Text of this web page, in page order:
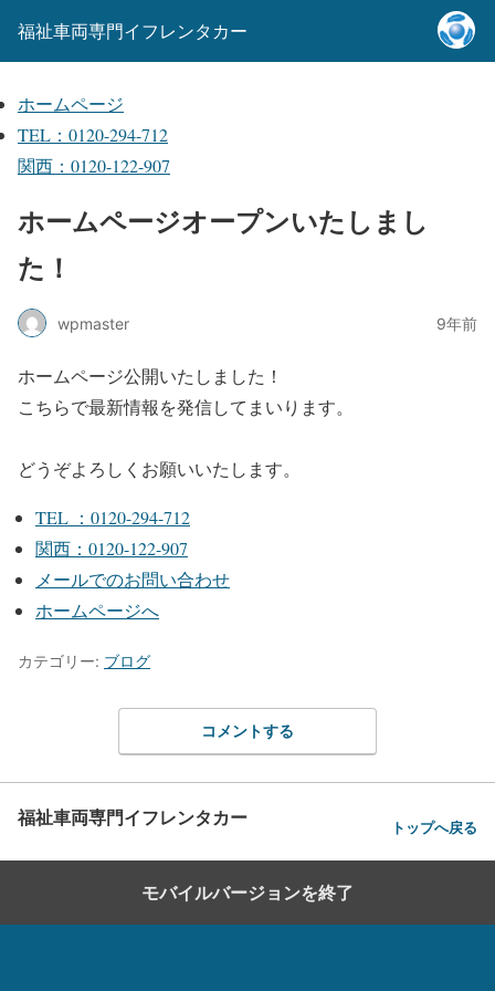
福祉車両専門イフレンタカー
ホームページ
TEL：0120-294-712
関西：0120-122-907
ホームページオープンいたしまし
た！
wpmaster 9年前
ホームページ公開いたしました！
こちらで最新情報を発信してまいります。
どうぞよろしくお願いいたします。
TEL ：0120-294-712
関西：0120-122-907
メールでのお問い合わせ
ホームページへ
カテゴリー: ブログ
コメントする
福祉車両専門イフレンタカー トップへ戻る
モバイルバージョンを終了